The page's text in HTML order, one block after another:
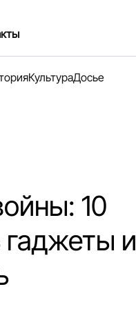
КультураДосье
10
гаджеты и